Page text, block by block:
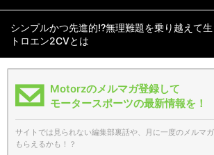
シンプルかつ先進的!?無理難題を乗り越えて
トロエン2CVとは
Motorzのメルマガ登録して
モータースポーツの最新情報を！
サイトでは見られない編集部裏話や、月に一度のメルマ
もらえるかも！？